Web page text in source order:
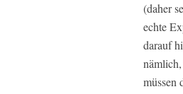
(daher
echte
darauf
müssen